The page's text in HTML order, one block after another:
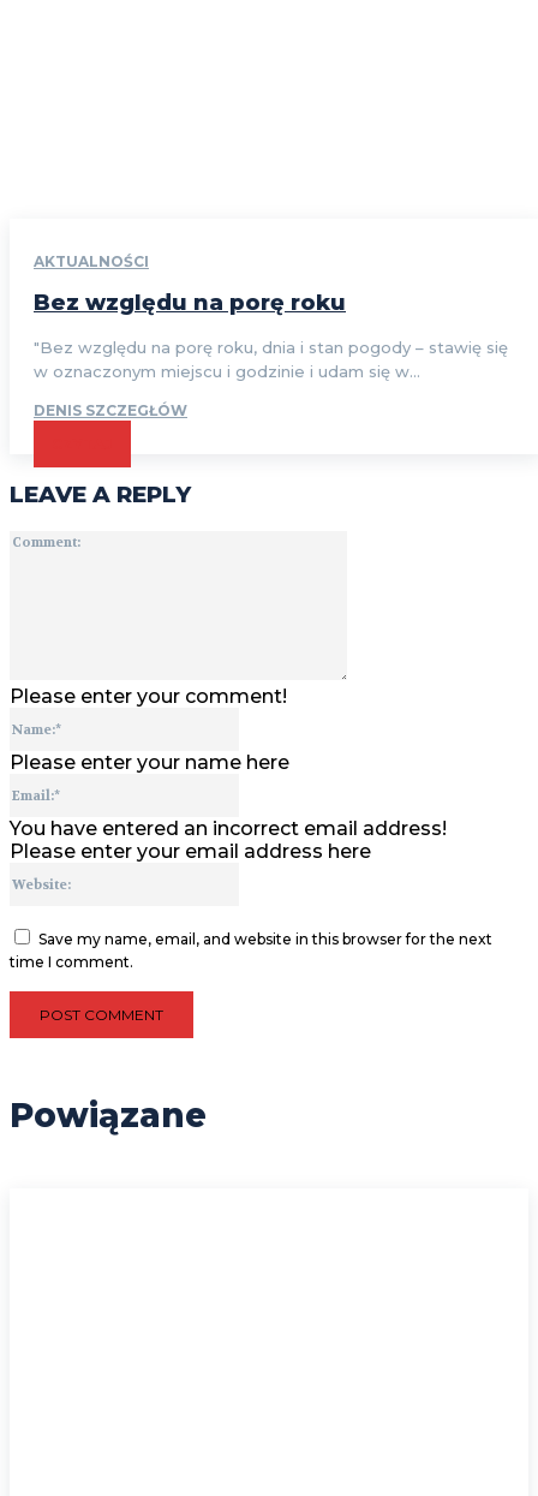
AKTUALNOŚCI
Bez względu na porę roku
"Bez względu na porę roku, dnia i stan pogody – stawię się
w oznaczonym miejscu i godzinie i udam się w...
DENIS SZCZEGŁÓW
LEAVE A REPLY
Please enter your comment!
Please enter your name here
You have entered an incorrect email address!
Please enter your email address here
Save my name, email, and website in this browser for the next
time I comment.
Powiązane